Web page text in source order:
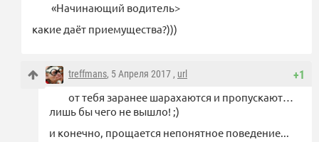
«Начинающий водитель>
какие даёт приемущества?)))
+1
treffmans, 5 Апреля 2017 , url
от тебя заранее шарахаются и пропускают…
лишь бы чего не вышло! ;)
и конечно, прощается непонятное поведение...